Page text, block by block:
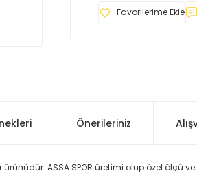
Önerileriniz
ASSA SPOR üretimi olup özel ölçü